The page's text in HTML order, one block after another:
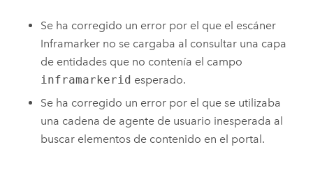
Se ha corregido un error por el que el escáner
Inframarker no se cargaba al consultar una capa
de entidades que no contenía el campo
inframarkerid esperado.
Se ha corregido un error por el que se utilizaba
una cadena de agente de usuario inesperada al
buscar elementos de contenido en el portal.